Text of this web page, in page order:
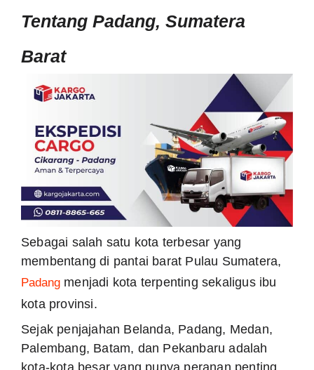
Tentang Padang, Sumatera
Barat
Sebagai salah satu kota terbesar yang
membentang di pantai barat Pulau Sumatera,
menjadi kota terpenting sekaligus ibu
kota provinsi.
Palembang, Batam, dan Pekanbaru adalah
kota-kota besar yang punya peranan penting